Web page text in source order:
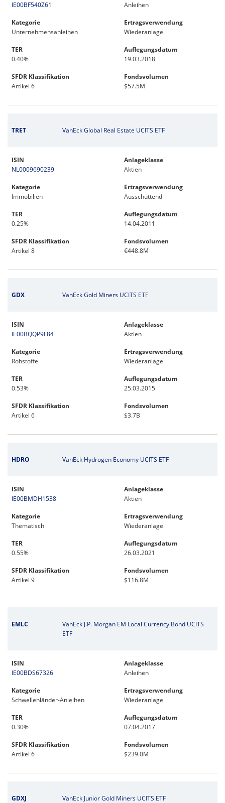
IE00BF540Z61 Anleihen
Kategorie
Unternehmensanleihen
Ertragsverwendung
Wiederanlage
TER
0.40%
Auflegungsdatum
19.03.2018
SFDR Klassifikation
Artikel 6
Fondsvolumen
$57.5M
TRET VanEck Global Real Estate UCITS ETF
ISIN
NL0009690239
Anlageklasse
Aktien
Kategorie
Immobilien
Ertragsverwendung
Ausschüttend
TER
0.25%
Auflegungsdatum
14.04.2011
SFDR Klassifikation
Artikel 8
Fondsvolumen
€448.8M
GDX VanEck Gold Miners UCITS ETF
ISIN
IE00BQQP9F84
Anlageklasse
Aktien
Kategorie
Rohstoffe
Ertragsverwendung
Wiederanlage
TER
0.53%
Auflegungsdatum
25.03.2015
SFDR Klassifikation
Artikel 6
Fondsvolumen
$3.7B
HDRO VanEck Hydrogen Economy UCITS ETF
ISIN
IE00BMDH1538
Anlageklasse
Aktien
Kategorie
Thematisch
Ertragsverwendung
Wiederanlage
TER
0.55%
Auflegungsdatum
26.03.2021
SFDR Klassifikation
Artikel 9
Fondsvolumen
$116.8M
EMLC
VanEck J.P. Morgan EM Local Currency Bond UCITS
ETF
ISIN
IE00BDS67326
Anlageklasse
Anleihen
Kategorie
Schwellenländer-Anleihen
Ertragsverwendung
Wiederanlage
TER
0.30%
Auflegungsdatum
07.04.2017
SFDR Klassifikation
Artikel 6
Fondsvolumen
$239.0M
GDXJ VanEck Junior Gold Miners UCITS ETF